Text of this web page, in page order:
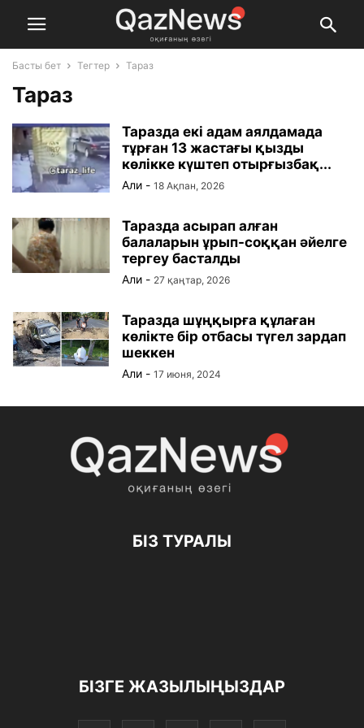
Басты бет Тегтер Тараз
Тараз
Таразда екі адам аялдамада
тұрған 13 жастағы қызды
көлікке күштеп отырғызбақ...
Али - 18 Ақпан, 2026
Таразда асырап алған
балаларын ұрып-соққан әйелге
тергеу басталды
Али - 27 қаңтар, 2026
Таразда шұңқырға құлаған
көлікте бір отбасы түгел зардап
шеккен
Али - 17 июня, 2024
БІЗ ТУРАЛЫ
БІЗГЕ ЖАЗЫЛЫҢЫЗДАР